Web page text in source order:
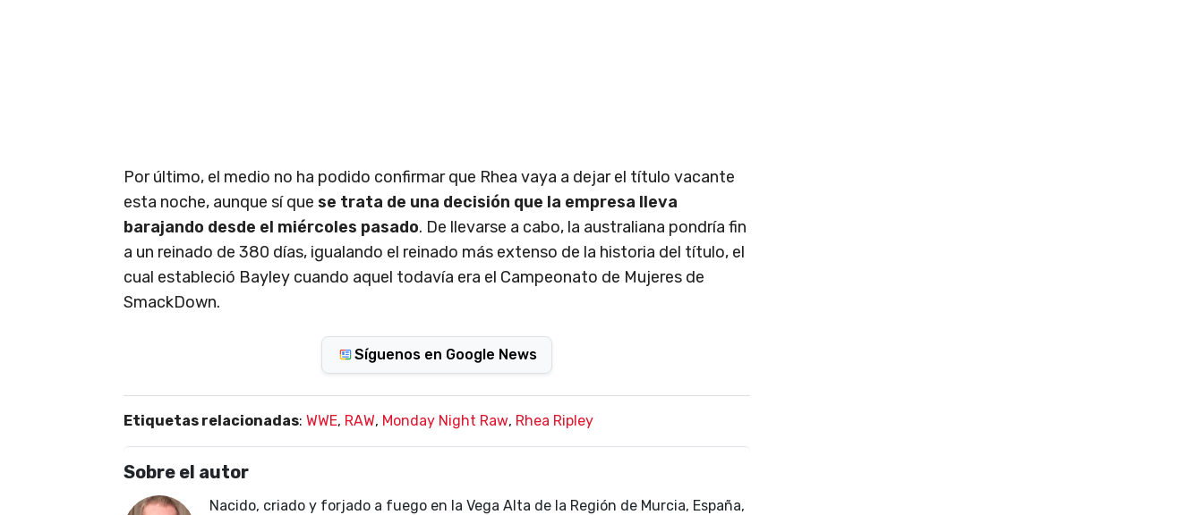
Por último, el medio no ha podido confirmar que Rhea vaya a dejar el título vacante
esta noche, aunque sí que se trata de una decisión que la empresa lleva
barajando desde el miércoles pasado. De llevarse a cabo, la australiana pondría fin
a un reinado de 380 días, igualando el reinado más extenso de la historia del título, el
cual estableció Bayley cuando aquel todavía era el Campeonato de Mujeres de
SmackDown.
Síguenos en Google News
Etiquetas relacionadas: WWE, RAW, Monday Night Raw, Rhea Ripley
Sobre el autor
Nacido, criado y forjado a fuego en la Vega Alta de la Región de Murcia, España,